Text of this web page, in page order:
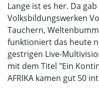
Lange ist es her. Da
Volksbildungswerken
Tauchern,
funktioniert das heute
gestrigen Live-
mit dem Titel "Ein
AFRIKA kamen gut 50